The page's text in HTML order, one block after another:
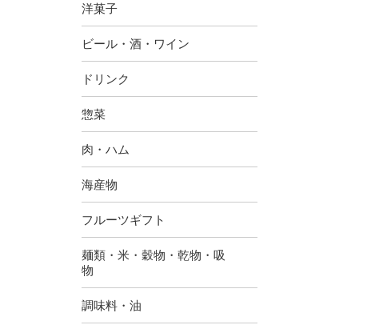
洋菓子
ビール・酒・ワイン
ドリンク
惣菜
肉・ハム
海産物
フルーツギフト
麺類・米・穀物・乾物・吸
物
調味料・油